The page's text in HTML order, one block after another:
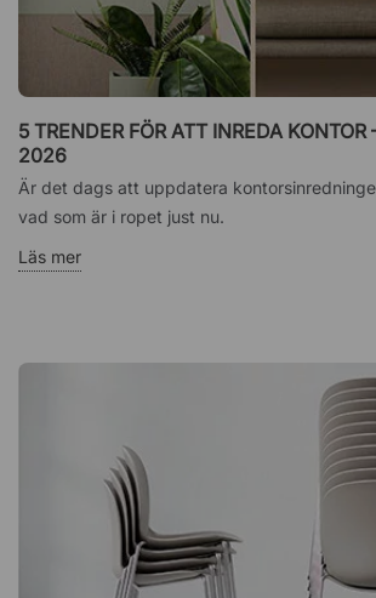
5 TRENDER FÖR ATT INREDA KONTOR
2026
Är det dags att uppdatera
vad som är i ropet just nu.
Läs mer